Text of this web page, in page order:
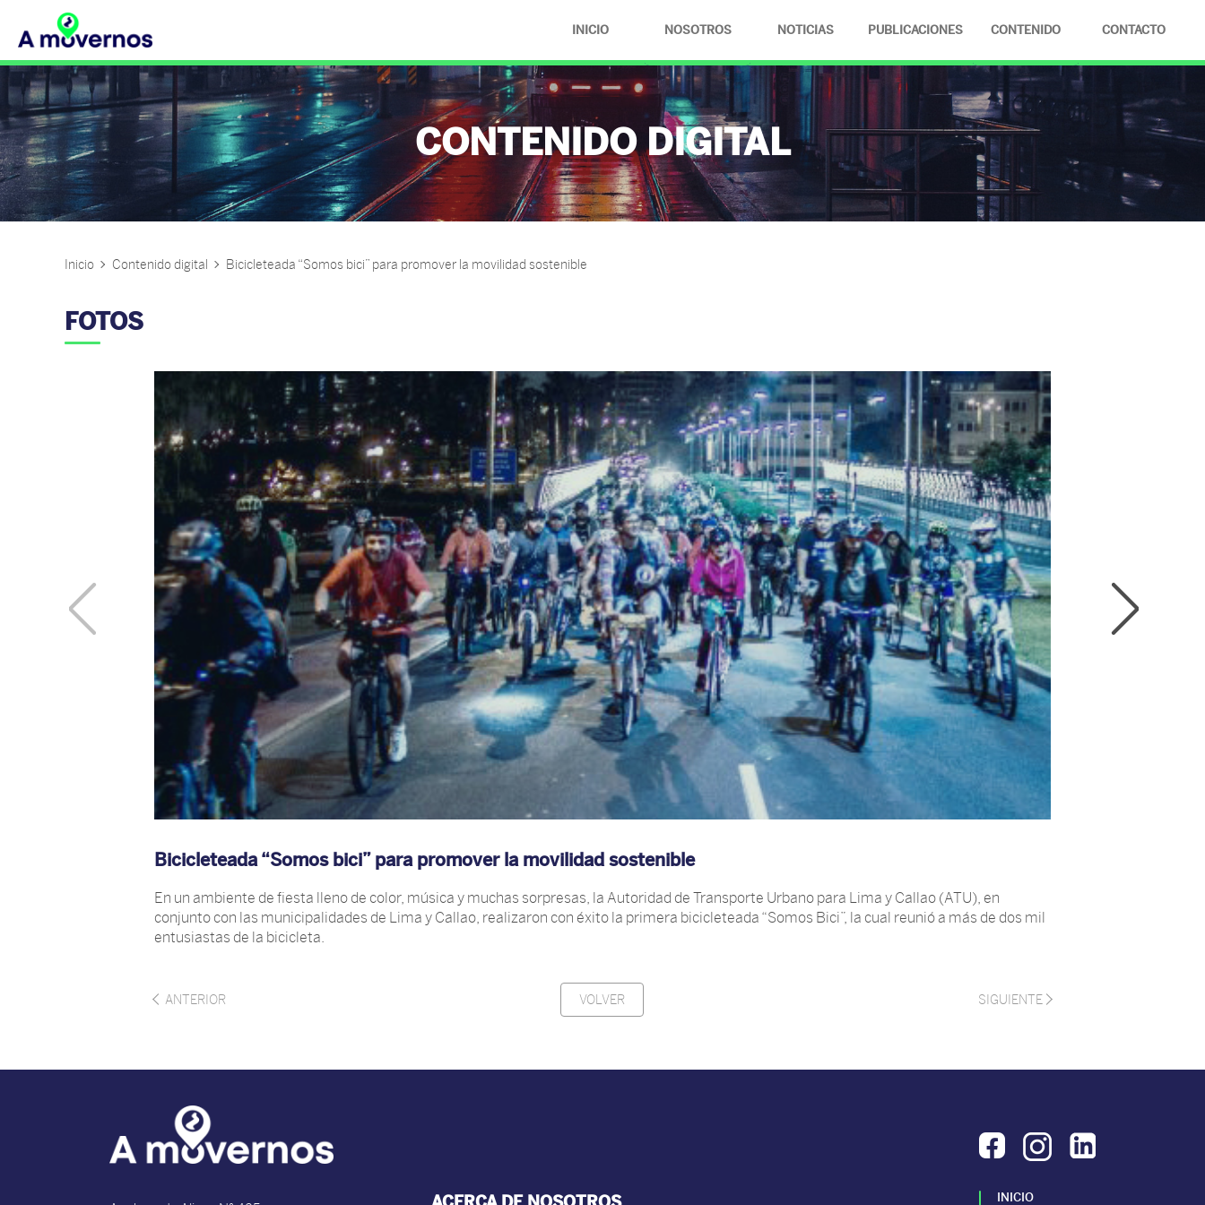
INICIO NOSOTROS
¿QUIÉNES
SOMOS?
COMPROMISOS
NOTICIAS PUBLICACIONES CONTENIDO
FOTOS
CONTACTO
CONTENIDO DIGITAL
Inicio Contenido digital Bicicleteada “Somos bici” para promover la movilidad sostenible
FOTOS
Bicicleteada “Somos bici” para promover la movilidad sostenible
En un ambiente de fiesta lleno de color, música y muchas sorpresas, la Autoridad de Transporte Urbano para Lima y Callao (ATU), en
conjunto con las municipalidades de Lima y Callao, realizaron con éxito la primera bicicleteada “Somos Bici”, la cual reunió a más de dos mil
entusiastas de la bicicleta.
ANTERIOR VOLVER SIGUIENTE
INICIO